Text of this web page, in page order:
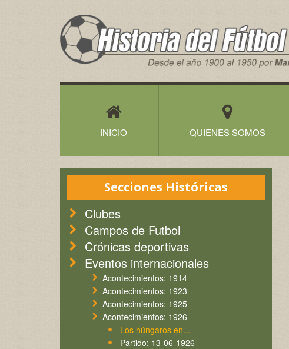
Historia
del
Futbol
Canario
INICIO QUIENES SOMOS
Secciones Históricas
Clubes
Campos de Futbol
Crónicas deportivas
Eventos internacionales
Acontecimientos: 1914
Acontecimientos: 1923
Acontecimientos: 1925
Acontecimientos: 1926
Los húngaros en...
Partido: 13-06-1926